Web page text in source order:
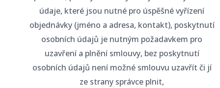
údaje, které jsou nutné pro úspěšné vyřízení
objednávky (jméno a adresa, kontakt), poskytnutí
osobních údajů je nutným požadavkem pro
uzavření a plnění smlouvy, bez poskytnutí
osobních údajů není možné smlouvu uzavřít či jí
ze strany správce plnit,